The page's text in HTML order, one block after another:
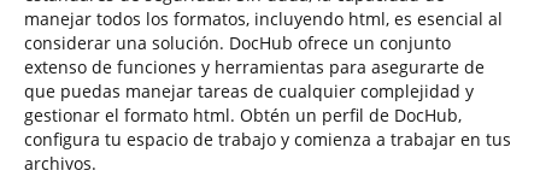
manejar todos los formatos, incluyendo html, es esencial al
considerar una solución. DocHub ofrece un conjunto
extenso de funciones y herramientas para asegurarte de
que puedas manejar tareas de cualquier complejidad y
gestionar el formato html. Obtén un perfil de DocHub,
configura tu espacio de trabajo y comienza a trabajar en tus
archivos.